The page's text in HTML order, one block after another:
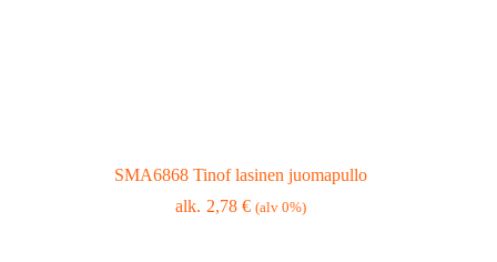
SMA6868 Tinof lasinen juomapullo
2,78€ (alv 0%)